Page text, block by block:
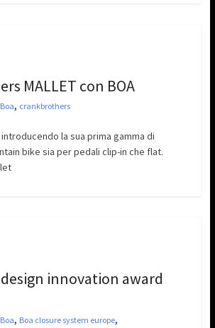
MALLET con BOA
Boa, crankbrothers
la sua prima gamma di
bike sia per pedali clip-in che flat.
design innovation award
Boa, Boa closure system europe,